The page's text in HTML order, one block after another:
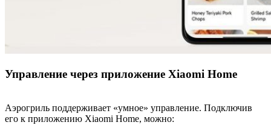
Управление через приложение Xiaomi Home
Аэрогриль поддерживает «умное» управление. Подключив
его к приложению Xiaomi Home, можно: